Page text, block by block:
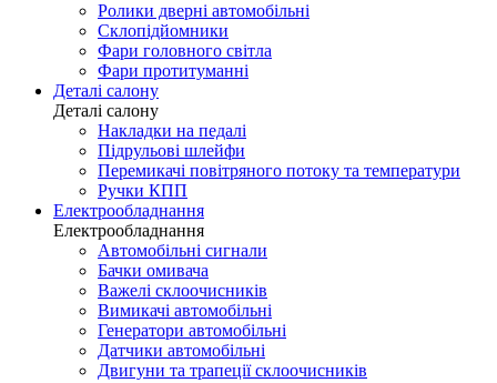
Ролики дверні автомобільні
Склопідйомники
Фари головного світла
Фари протитуманні
Деталі салону
Деталі салону
Накладки на педалі
Підрульові шлейфи
Перемикачі повітряного потоку та температури
Ручки КПП
Електрообладнання
Електрообладнання
Автомобільні сигнали
Бачки омивача
Важелі склоочисників
Вимикачі автомобільні
Генератори автомобільні
Датчики автомобільні
Двигуни та трапеції склоочисників